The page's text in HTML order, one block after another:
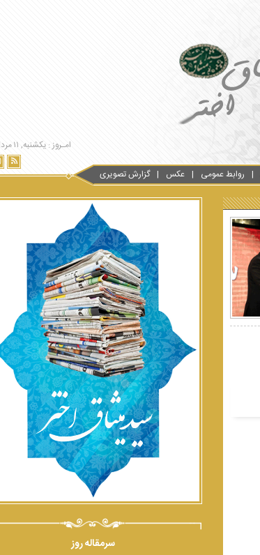
امـروز : یکشنبه, ۱۱ مرداد , ۱۴۰۵
روابط عمومی عکس گزارش تصویری
سرمقاله روز